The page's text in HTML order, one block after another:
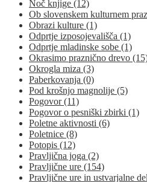
Noč knjige (12)
Ob slovenskem kulturnem
Obrazi kulture (1)
Odprtje izposojevališča (1)
Odprtje mladinske sobe (1)
Okrasimo praznično drevo
Okrogla miza (3)
Paberkovanja (0)
Pod krošnjo magnolije (5)
Pogovor (11)
Pogovor o pesniški zbirki (1)
Poletne aktivnosti (6)
Poletnice (8)
Potopis (12)
Pravljična joga (2)
Pravljične ure (154)
Pravljične ure in ustvarjalne